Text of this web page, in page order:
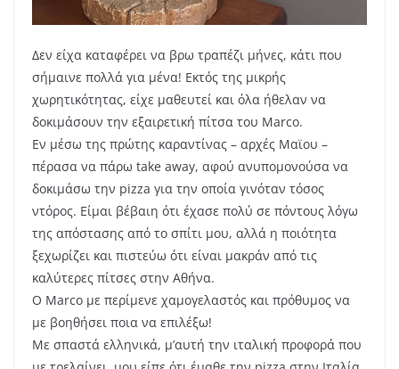
Δεν είχα καταφέρει να βρω τραπέζι μήνες, κάτι που
σήμαινε πολλά για μένα! Εκτός της μικρής
χωρητικότητας, είχε μαθευτεί και όλα ήθελαν να
δοκιμάσουν την εξαιρετική πίτσα του Marco.
Εν μέσω της πρώτης καραντίνας – αρχές Μαϊου –
πέρασα να πάρω take away, αφού ανυπομονούσα να
δοκιμάσω την pizza για την οποία γινόταν τόσος
ντόρος. Είμαι βέβαιη ότι έχασε πολύ σε πόντους λόγω
της απόστασης από το σπίτι μου, αλλά η ποιότητα
ξεχωρίζει και πιστεύω ότι είναι μακράν από τις
καλύτερες πίτσες στην Αθήνα.
Ο Marco με περίμενε χαμογελαστός και πρόθυμος να
με βοηθήσει ποια να επιλέξω!
Με σπαστά ελληνικά, μ’αυτή την ιταλική προφορά που